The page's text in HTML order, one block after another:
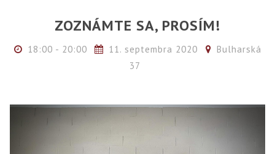
ZOZNÁMTE SA, PROSÍM!
18:00 - 20:00 11. septembra 2020
Bulharská
37